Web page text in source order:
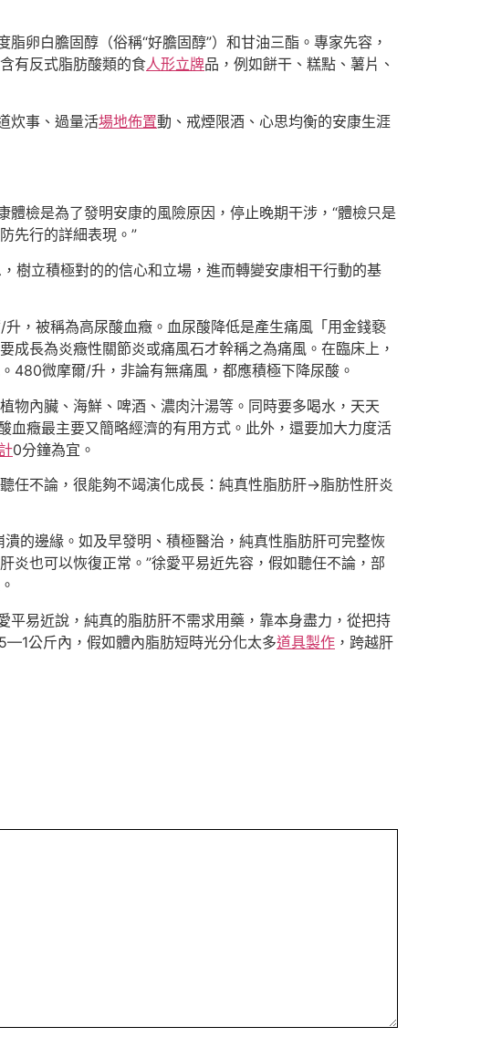
卵白膽固醇（俗稱“好膽固醇”）和甘油三酯。專家先容，
有反式脂肪酸類的食人形立牌品，例如餅干、糕點、薯片、
炊事、過量活場地佈置動、戒煙限酒、心思均衡的安康生涯
檢是為了發明安康的風險原因，停止晚期干涉，“體檢只是
先行的詳細表現。”
樹立積極對的的信心和立場，進而轉變安康相干行動的基
，被稱為高尿酸血癥。血尿酸降低是產生痛風「用金錢褻
長為炎癥性關節炎或痛風石才幹稱之為痛風。在臨床上，
480微摩爾/升，非論有無痛風，都應積極下降尿酸。
物內臟、海鮮、啤酒、濃肉汁湯等。同時要多喝水，天天
癥最主要又簡略經濟的有用方式。此外，還要加大力度活
0分鐘為宜。
任不論，很能夠不竭演化成長：純真性脂肪肝→脂肪性肝炎
潰的邊緣。如及早發明、積極醫治，純真性脂肪肝可完整恢
也可以恢復正常。”徐愛平易近先容，假如聽任不論，部
平易近說，純真的脂肪肝不需求用藥，靠本身盡力，從把持
公斤內，假如體內脂肪短時光分化太多道具製作 ，跨越肝